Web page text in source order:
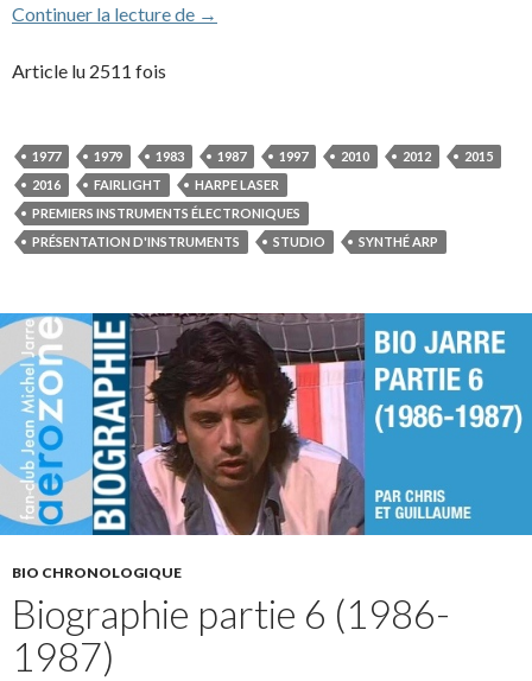
Continuer la lecture de Les studios de Jean-Michel Jarre en vidéo
→
Article lu 2511 fois
1977 1979 1983 1987 1997 2010 2012
2015
2016
FAIRLIGHT
HARPE LASER
PREMIERS INSTRUMENTS ÉLECTRONIQUES
PRÉSENTATION D'INSTRUMENTS
STUDIO SYNTHÉ ARP
BIO CHRONOLOGIQUE
Biographie partie 6 (1986-
1987)